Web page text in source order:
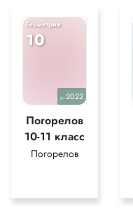
Геометрия
10
уч.2022
Погорелов
10-11 класс
Погорелов